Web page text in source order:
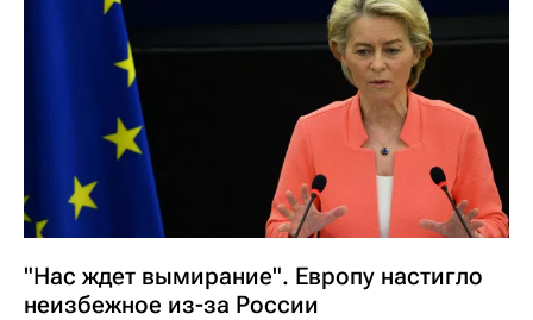
"Нас ждет вымирание". Европу настигло
неизбежное из-за России